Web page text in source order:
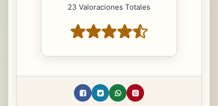
23 Valoraciones Totales